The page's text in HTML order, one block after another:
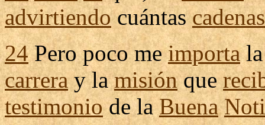
advirtiendocuántascadenas
24Pero poco meimporta
carreray lamisiónque
testimoniode laBuena